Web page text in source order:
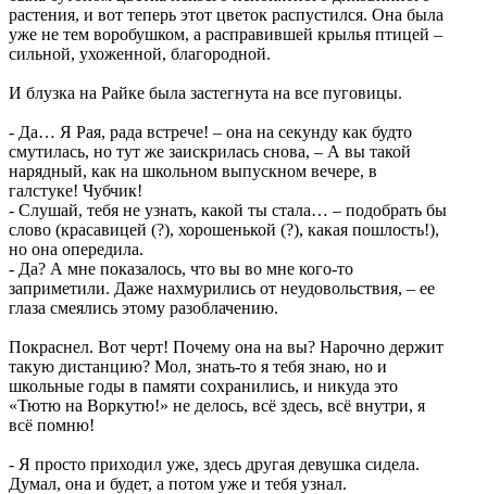
растения, и вот теперь этот цветок распустился. Она была
уже не тем воробушком, а расправившей крылья птицей –
сильной, ухоженной, благородной.
И блузка на Райке была застегнута на все пуговицы.
- Да… Я Рая, рада встрече! – она на секунду как будто
смутилась, но тут же заискрилась снова, – А вы такой
нарядный, как на школьном выпускном вечере, в
галстуке! Чубчик!
- Слушай, тебя не узнать, какой ты стала… – подобрать бы
слово (красавицей (?), хорошенькой (?), какая пошлость!),
но она опередила.
- Да? А мне показалось, что вы во мне кого-то
заприметили. Даже нахмурились от неудовольствия, – ее
глаза смеялись этому разоблачению.
Покраснел. Вот черт! Почему она на вы? Нарочно держит
такую дистанцию? Мол, знать-то я тебя знаю, но и
школьные годы в памяти сохранились, и никуда это
«Тютю на Воркутю!» не делось, всё здесь, всё внутри, я
всё помню!
- Я просто приходил уже, здесь другая девушка сидела.
Думал, она и будет, а потом уже и тебя узнал.